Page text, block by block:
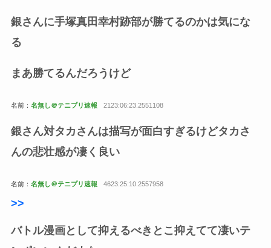
銀さんに手塚真田幸村跡部が勝てるのかは気にな
る
まあ勝てるんだろうけど
名前： 名無し＠テニプリ速報 2123:06:23.2551108
銀さん対タカさんは描写が面白すぎるけどタカさ
んの悲壮感が凄く良い
名前： 名無し＠テニプリ速報 4623:25:10.2557958
>>
バトル漫画として抑えるべきとこ抑えてて凄いテ